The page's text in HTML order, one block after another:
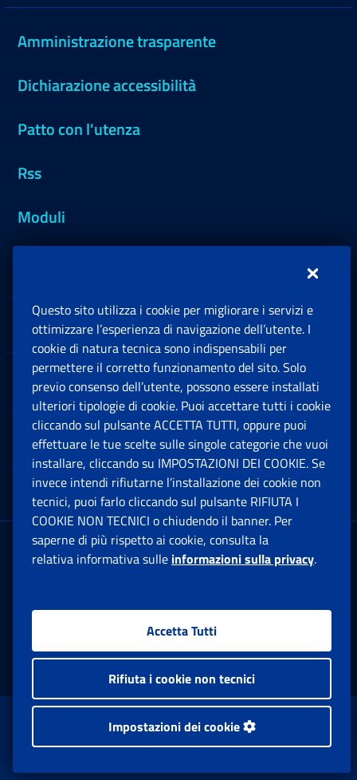
Amministrazione trasparente
Dichiarazione accessibilità
Patto con l'utenza
Rss
Moduli
Sedi e Contatti
Software
Note Legali
App mobile
Sede Legale : Via Ciro il Grande, 21
00144 Roma
Facebook: Apre una nuova finestra
Twitter: Apre una nuova finestra
Whatsapp: Apre una nuova
Youtube: Apre una
Instagram:
www.inps.gov.it © 1997-2026
Istituto Nazionale Previdenza Sociale.
Questo sito utilizza i cookie per migliorare i servizi e
ottimizzare l’esperienza di navigazione dell’utente. I
cookie di natura tecnica sono indispensabili per
permettere il corretto funzionamento del sito. Solo
previo consenso dell’utente, possono essere installati
ulteriori tipologie di cookie. Puoi accettare tutti i cookie
cliccando sul pulsante ACCETTA TUTTI, oppure puoi
effettuare le tue scelte sulle singole categorie che vuoi
installare, cliccando su IMPOSTAZIONI DEI COOKIE. Se
invece intendi rifiutarne l’installazione dei cookie non
tecnici, puoi farlo cliccando sul pulsante RIFIUTA I
COOKIE NON TECNICI o chiudendo il banner. Per
saperne di più rispetto ai cookie, consulta la
relativa informativa sulle informazioni sulla privacy.
Accetta Tutti
Rifiuta i cookie non tecnici
Impostazioni dei cookie